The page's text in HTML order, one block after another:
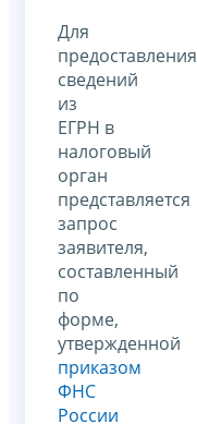
Для
предоставления
сведений
из
ЕГРН в
налоговый
орган
представляется
запрос
заявителя,
составленный
по
форме,
утвержденной
приказом
ФНС
России